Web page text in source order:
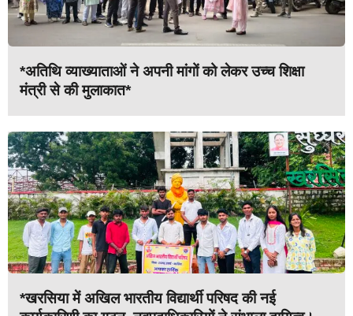
*अतिथि व्याख्याताओं ने अपनी मांगों को लेकर उच्च शिक्षा
मंत्री से की मुलाकात*
*खरसिया में अखिल भारतीय विद्यार्थी परिषद की नई